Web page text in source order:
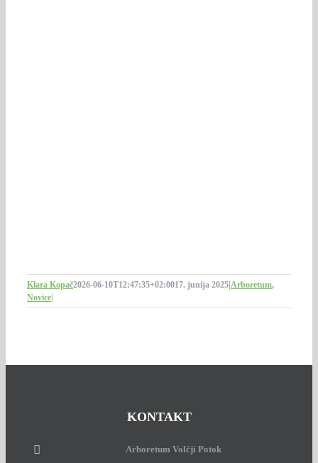
Klara Kopač2026-06-10T12:47:35+02:0017. junija 2025 Arboretum,
Novice
KONTAKT
Arboretum Volčji Potok